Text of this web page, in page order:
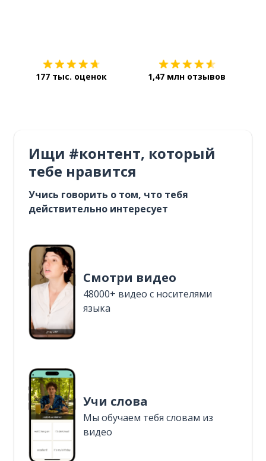
177 тыс. оценок 1,47 млн отзывов
Ищи #контент, который
тебе нравится
Учись говорить о том, что тебя
действительно интересует
Смотри видео
48000+ видео с носителями
языка
Учи слова
Мы обучаем тебя словам из
видео